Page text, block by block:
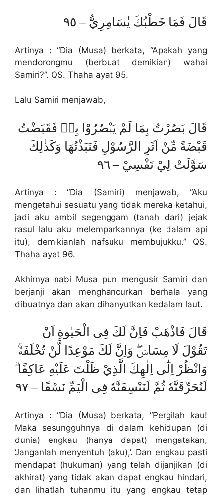
قَالَ فَمَا خَطْبُكَ يٰسَامِرِيُّ – ٩٥
Artinya : “Dia (Musa) berkata, “Apakah yang
mendorongmu (berbuat demikian) wahai
Samiri?”. QS. Thaha ayat 95.
Lalu Samiri menjawab,
قَالَ بَصُرْتُ بِمَا لَمْ يَبْصُرُوْا بِهٖ فَقَبَضْتُ
قَبْضَةً مِّنْ اَثَرِ الرَّسُوْلِ فَنَبَذْتُهَا وَكَذٰلِكَ
سَوَّلَتْ لِيْ نَفْسِيْ – ٩٦
Artinya : “Dia (Samiri) menjawab, “Aku
mengetahui sesuatu yang tidak mereka ketahui,
jadi aku ambil segenggam (tanah dari) jejak
rasul lalu aku melemparkannya (ke dalam api
itu), demikianlah nafsuku membujukku.” QS.
Thaha ayat 96.
Akhirnya nabi Musa pun mengusir Samiri dan
berjanji akan menghancurkan berhala yang
dibuatnya dan akan dihanyutkan kedalam laut.
قَالَ فَاذْهَبْ فَاِنَّ لَكَ فِى الْحَيٰوةِ اَنْ
تَقُوْلَ لَا مِسَاسَۖ وَاِنَّ لَكَ مَوْعِدًا لَّنْ تُخْلَفَهٗۚ
وَانْظُرْ اِلٰٓى اِلٰهِكَ الَّذِيْ ظَلْتَ عَلَيْهِ عَاكِفًا ۗ
لَنُحَرِّقَنَّهٗ ثُمَّ لَنَنْسِفَنَّهٗ فِى الْيَمِّ نَسْفًا – ٩٧
Artinya : “Dia (Musa) berkata, “Pergilah kau!
Maka sesungguhnya di dalam kehidupan (di
dunia) engkau (hanya dapat) mengatakan,
‘Janganlah menyentuh (aku),’. Dan engkau pasti
mendapat (hukuman) yang telah dijanjikan (di
akhirat) yang tidak akan dapat engkau hindari,
dan lihatlah tuhanmu itu yang engkau tetap